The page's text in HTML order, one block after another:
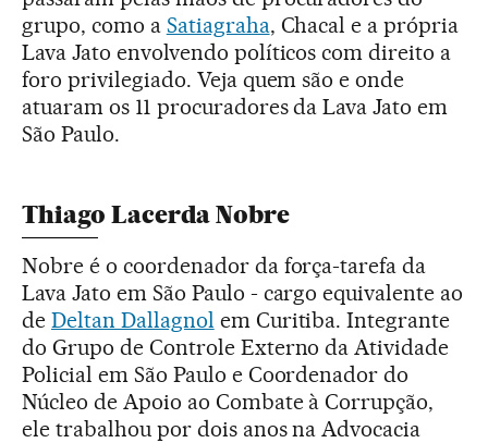
grupo, como a Satiagraha, Chacal e a própria
Lava Jato envolvendo políticos com direito a
foro privilegiado. Veja quem são e onde
atuaram os 11 procuradores da Lava Jato em
São Paulo.
Thiago Lacerda Nobre
Nobre é o coordenador da força-tarefa da
Lava Jato em São Paulo - cargo equivalente ao
de Deltan Dallagnol em Curitiba. Integrante
do Grupo de Controle Externo da Atividade
Policial em São Paulo e Coordenador do
Núcleo de Apoio ao Combate à Corrupção,
ele trabalhou por dois anos na Advocacia